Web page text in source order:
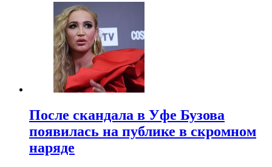
После скандала в Уфе Бузова
появилась на публике в скромном
наряде